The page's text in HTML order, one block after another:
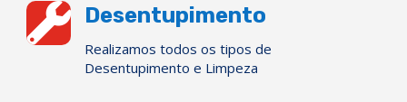
 Desentupimento
Realizamos todos os tipos de
Desentupimento e Limpeza